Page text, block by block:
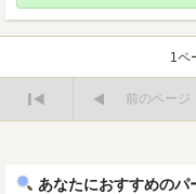
1ペ
前のページ
あなたにおすすめのパ